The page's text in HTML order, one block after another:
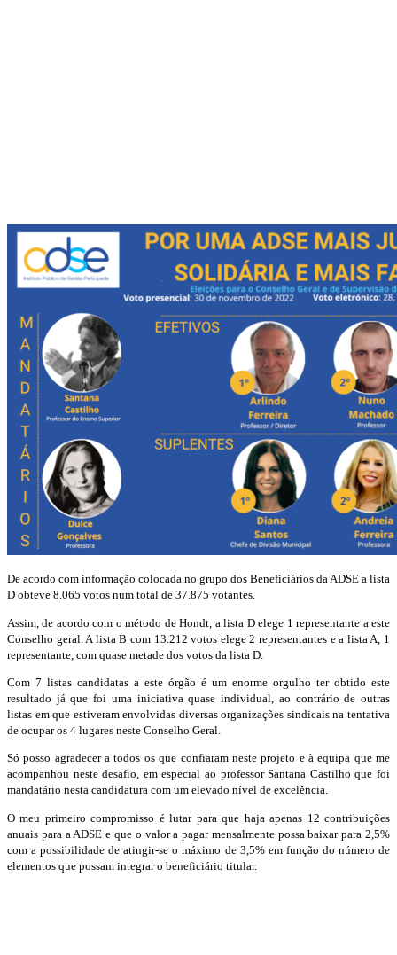
De acordo com informação colocada no grupo dos Beneficiários da ADSE a lista
D obteve 8.065 votos num total de 37.875 votantes.
Assim, de acordo com o método de Hondt, a lista D elege 1 representante a este
Conselho geral. A lista B com 13.212 votos elege 2 representantes e a lista A, 1
representante, com quase metade dos votos da lista D.
Com 7 listas candidatas a este órgão é um enorme orgulho ter obtido este
resultado já que foi uma iniciativa quase individual, ao contrário de outras
listas em que estiveram envolvidas diversas organizações sindicais na tentativa
de ocupar os 4 lugares neste Conselho Geral.
Só posso agradecer a todos os que confiaram neste projeto e à equipa que me
acompanhou neste desafio, em especial ao professor Santana Castilho que foi
mandatário nesta candidatura com um elevado nível de excelência.
O meu primeiro compromisso é lutar para que haja apenas 12 contribuições
anuais para a ADSE e que o valor a pagar mensalmente possa baixar para 2,5%
com a possibilidade de atingir-se o máximo de 3,5% em função do número de
elementos que possam integrar o beneficiário titular.